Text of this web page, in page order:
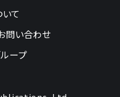
て
問い合わせ
ープ